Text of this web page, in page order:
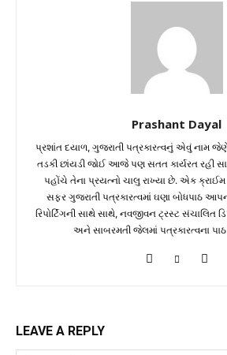
Prashant Dayal
પ્રશાંત દયાળ, ગુજરાતી પત્રકારત્વનું એવું નામ જેણે
તડકી છાંયડી જોઈ આજે પણ સતત કાર્યરત રહી
પહોંચે તેના પ્રયત્નો ચાલુ રાખ્યા છે. એક ક્રાઈમ
સફર ગુજરાતી પત્રકારત્વમાં ઘણા બોધપાઠ
રિપોર્ટિંગની સાથે સાથે, નવજીવન ટ્રસ્ટ સંચાલિત
અને સાબરમતી જેલમાં પત્રકારત્વના
LEAVE A REPLY